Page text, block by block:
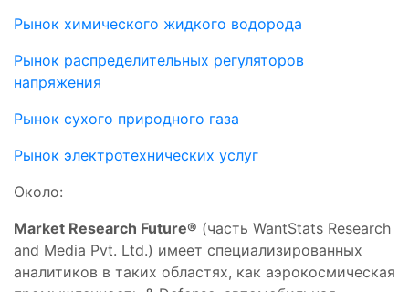
Рынок химического жидкого водорода
Рынок распределительных регуляторов
напряжения
Рынок сухого природного газа
Рынок электротехнических услуг
Около:
Market Research Future® (часть WantStats Research
and Media Pvt. Ltd.) имеет специализированных
аналитиков в таких областях, как аэрокосмическая